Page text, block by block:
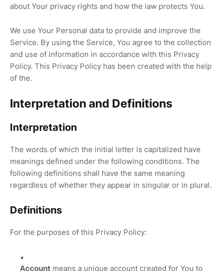
about Your privacy rights and how the law protects You.
We use Your Personal data to provide and improve the
Service. By using the Service, You agree to the collection
and use of information in accordance with this Privacy
Policy. This Privacy Policy has been created with the help
of the.
Interpretation and Definitions
Interpretation
The words of which the initial letter is capitalized have
meanings defined under the following conditions. The
following definitions shall have the same meaning
regardless of whether they appear in singular or in plural.
Definitions
For the purposes of this Privacy Policy:
Account means a unique account created for You to